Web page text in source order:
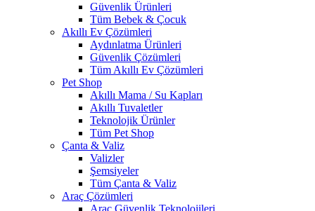
Güvenlik Ürünleri
Tüm Bebek & Çocuk
Akıllı Ev Çözümleri
Aydınlatma Ürünleri
Güvenlik Çözümleri
Tüm Akıllı Ev Çözümleri
Pet Shop
Akıllı Mama / Su Kapları
Akıllı Tuvaletler
Teknolojik Ürünler
Tüm Pet Shop
Çanta & Valiz
Valizler
Şemsiyeler
Tüm Çanta & Valiz
Araç Çözümleri
Araç Güvenlik Teknolojileri